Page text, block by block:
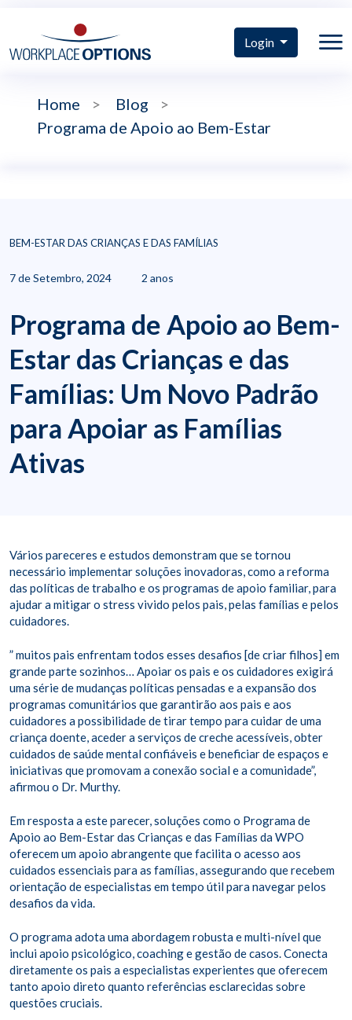
Login
Home > Blog
>
Programa de Apoio ao Bem-Estar
BEM-ESTAR DAS CRIANÇAS E DAS FAMÍLIAS
7 de Setembro, 2024 2 anos
Programa de Apoio ao Bem-
Estar das Crianças e das
Famílias: Um Novo Padrão
para Apoiar as Famílias
Ativas
Vários pareceres e estudos demonstram que se tornou
necessário implementar soluções inovadoras, como a reforma
das políticas de trabalho e os programas de apoio familiar, para
ajudar a mitigar o stress vivido pelos pais, pelas famílias e pelos
cuidadores.
” muitos pais enfrentam todos esses desafios [de criar filhos] em
grande parte sozinhos… Apoiar os pais e os cuidadores exigirá
uma série de mudanças políticas pensadas e a expansão dos
programas comunitários que garantirão aos pais e aos
cuidadores a possibilidade de tirar tempo para cuidar de uma
criança doente, aceder a serviços de creche acessíveis, obter
cuidados de saúde mental confiáveis e beneficiar de espaços e
iniciativas que promovam a conexão social e a comunidade”,
afirmou o Dr. Murthy.
Em resposta a este parecer, soluções como o Programa de
Apoio ao Bem-Estar das Crianças e das Famílias da WPO
oferecem um apoio abrangente que facilita o acesso aos
cuidados essenciais para as famílias, assegurando que recebem
orientação de especialistas em tempo útil para navegar pelos
desafios da vida.
O programa adota uma abordagem robusta e multi-nível que
inclui apoio psicológico, coaching e gestão de casos. Conecta
diretamente os pais a especialistas experientes que oferecem
tanto apoio direto quanto referências esclarecidas sobre
questões cruciais.